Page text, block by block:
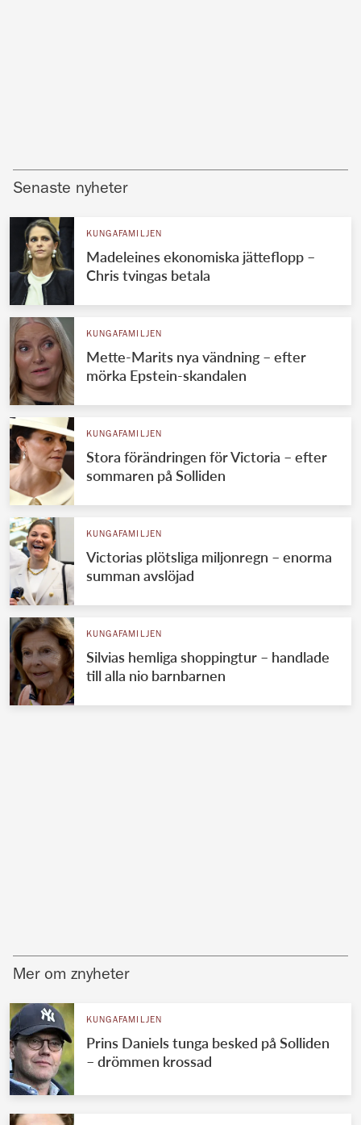
Senaste nyheter
KUNGAFAMILJEN
Madeleines ekonomiska jätteflopp –
Chris tvingas betala
KUNGAFAMILJEN
Mette-Marits nya vändning – efter
mörka Epstein-skandalen
KUNGAFAMILJEN
Stora förändringen för Victoria – efter
sommaren på Solliden
KUNGAFAMILJEN
Victorias plötsliga miljonregn – enorma
summan avslöjad
KUNGAFAMILJEN
Silvias hemliga shoppingtur – handlade
till alla nio barnbarnen
Mer om znyheter
KUNGAFAMILJEN
Prins Daniels tunga besked på Solliden
– drömmen krossad